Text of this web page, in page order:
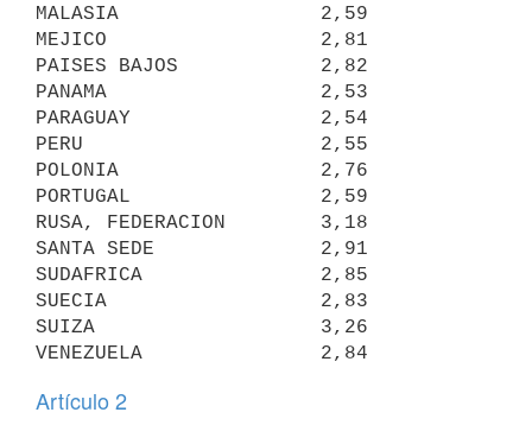
MALASIA                 2,59
MEJICO                  2,81
PAISES BAJOS            2,82
PANAMA                  2,53
PARAGUAY                2,54
PERU                    2,55
POLONIA                 2,76
PORTUGAL                2,59
RUSA, FEDERACION        3,18
SANTA SEDE              2,91
SUDAFRICA               2,85
SUECIA                  2,83
SUIZA                   3,26
VENEZUELA               2,84
Artículo 2